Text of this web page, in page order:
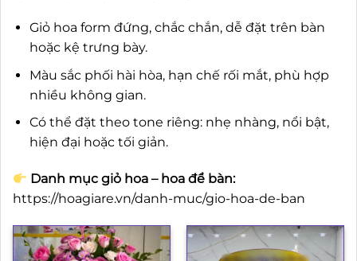
Giỏ hoa form đứng, chắc chắn, dễ đặt trên bàn
hoặc kệ trưng bày.
Màu sắc phối hài hòa, hạn chế rối mắt, phù hợp
nhiều không gian.
Có thể đặt theo tone riêng: nhẹ nhàng, nổi bật,
hiện đại hoặc tối giản.
Danh mục giỏ hoa – hoa để bàn:
https://hoagiare.vn/danh-muc/gio-hoa-de-ban